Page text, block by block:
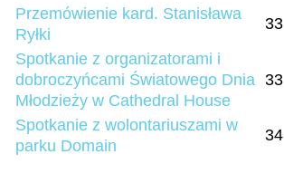
Przemówienie kard. Stanisława
Ryłki
33
Spotkanie z organizatorami i
dobroczyńcami Światowego Dnia
Młodzieży w Cathedral House
33
Spotkanie z wolontariuszami w
parku Domain
34